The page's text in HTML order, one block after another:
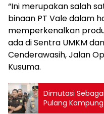
“Ini merupakan salah
binaan PT Vale dalam
memperkenalkan
ada di Sentra UMKM
Cenderawasih, Jalan
Kusuma.
Dimutasi
Pulang Kampung